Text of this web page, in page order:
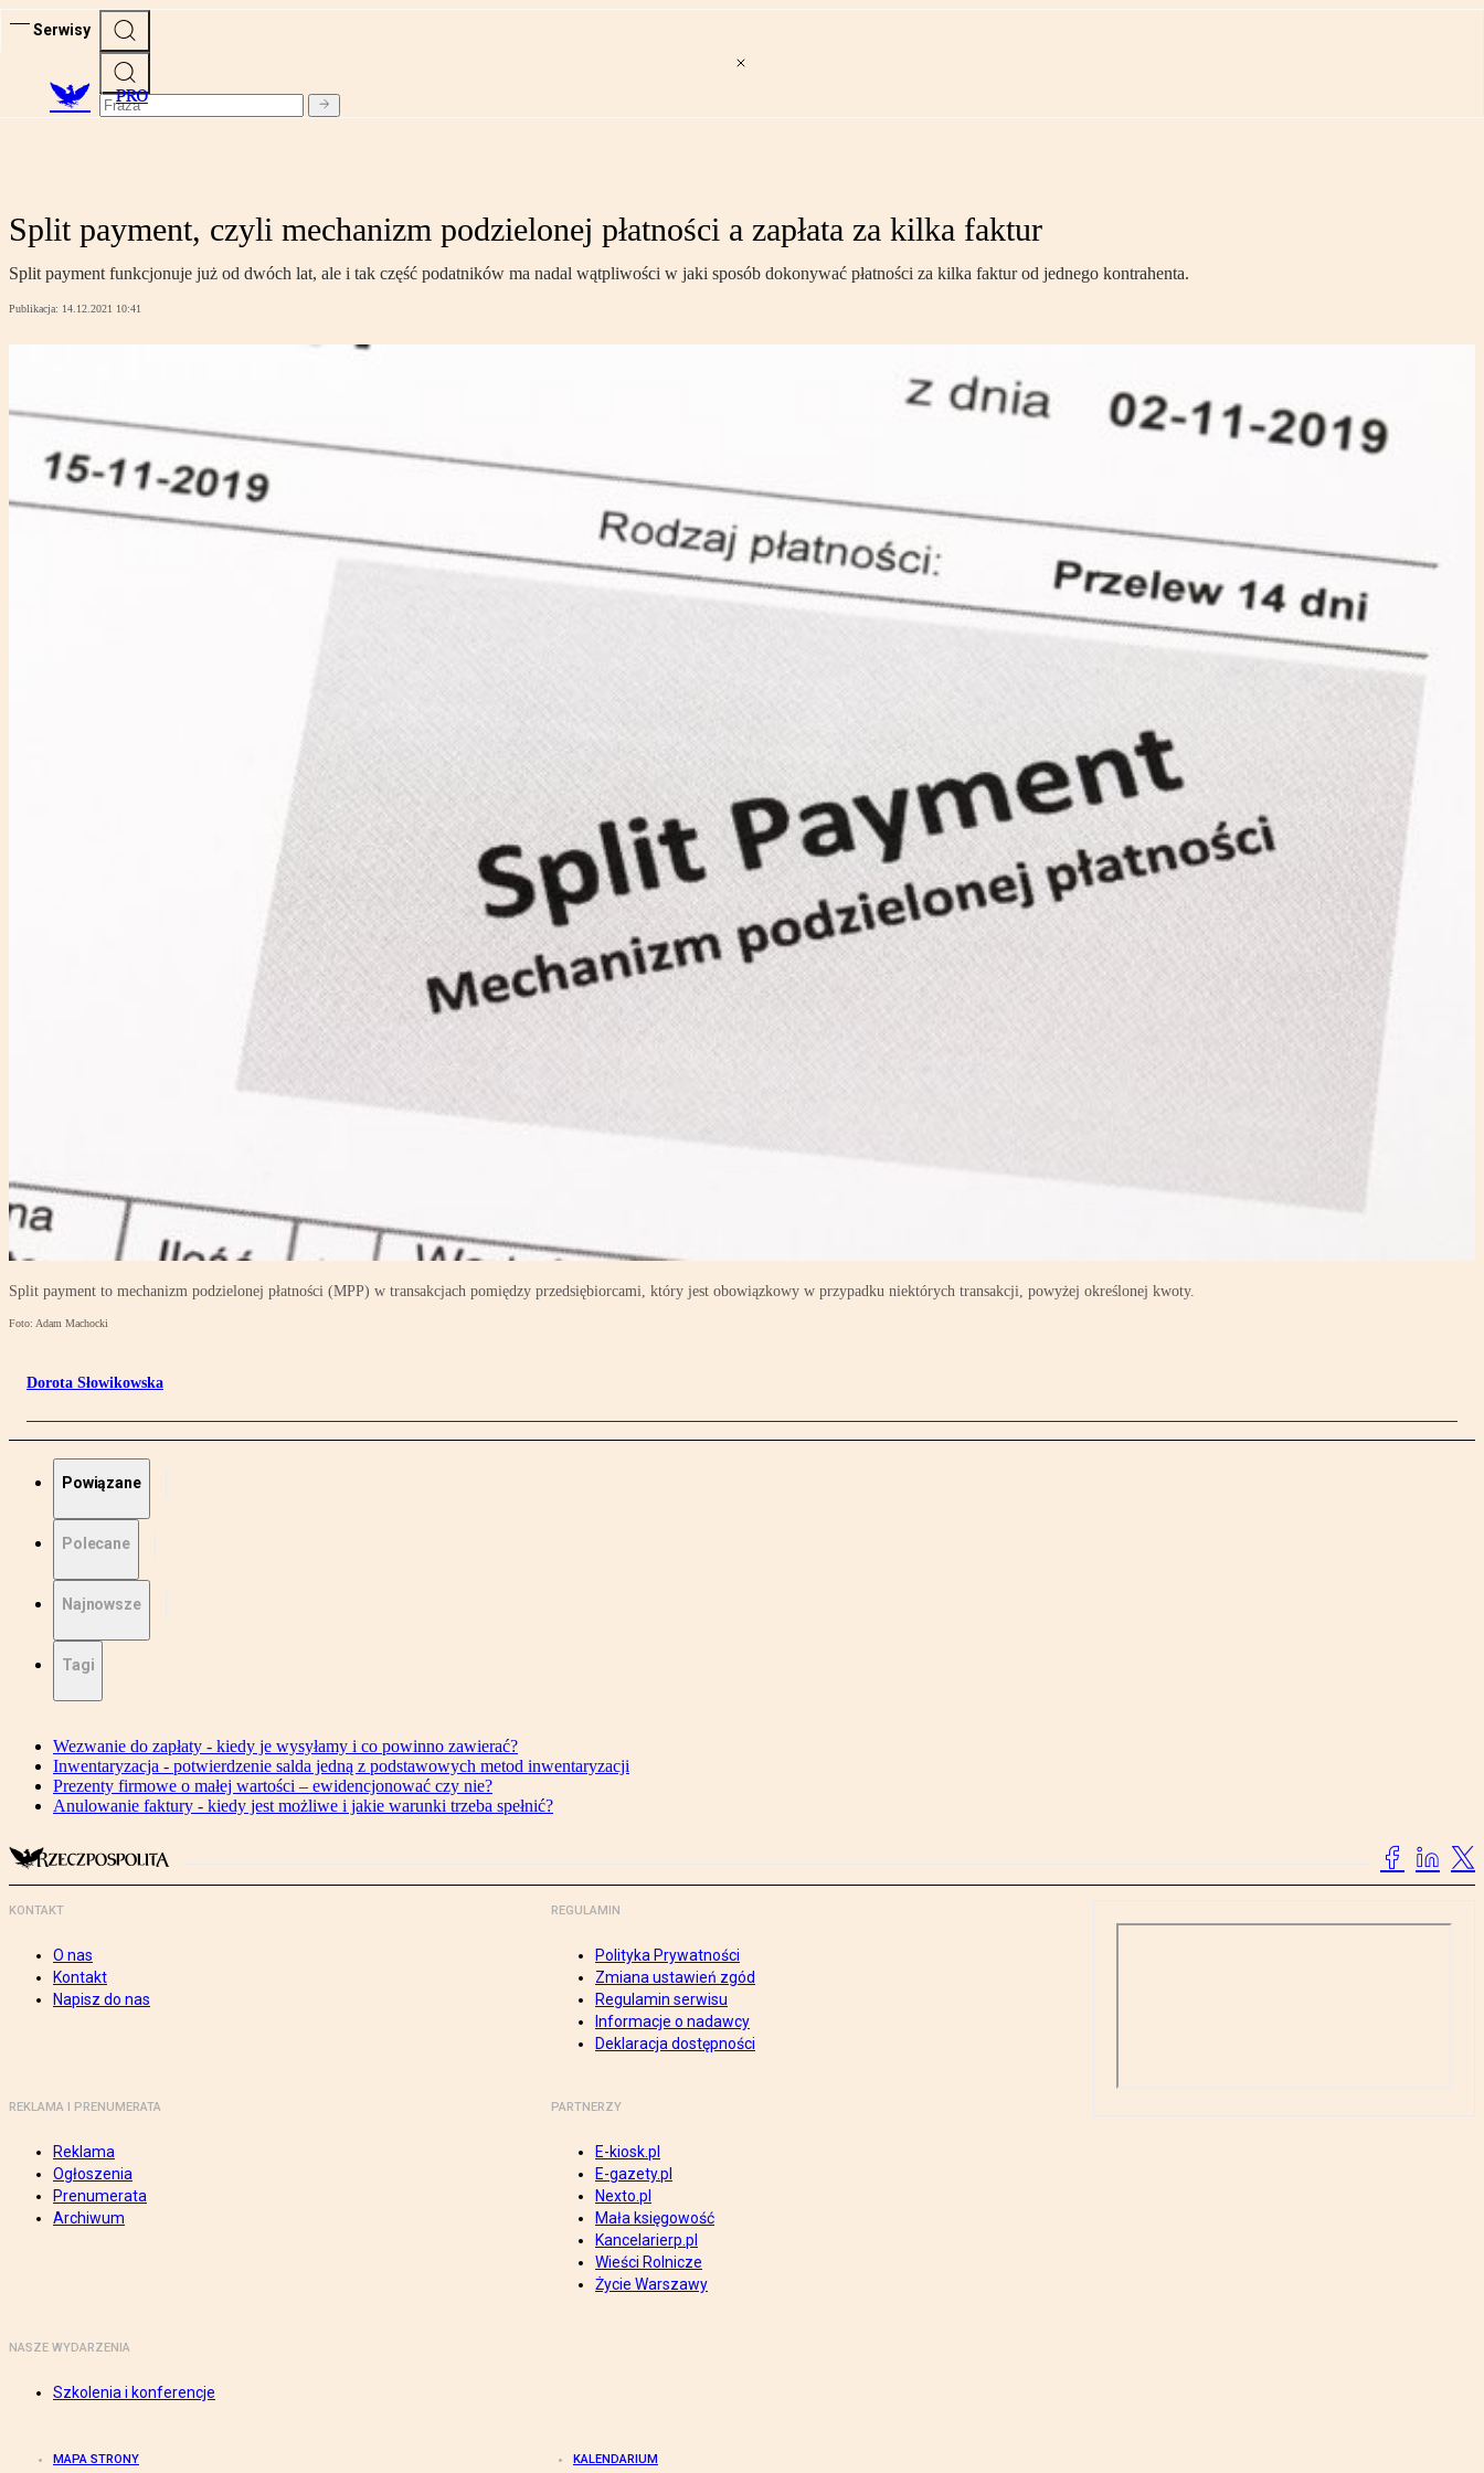
Serwisy
PRO
Split payment, czyli mechanizm podzielonej płatności a zapłata za kilka faktur
Split payment funkcjonuje już od dwóch lat, ale i tak część podatników ma nadal wątpliwości w jaki sposób dokonywać płatności za kilka faktur od jednego kontrahenta.
Publikacja: 14.12.2021 10:41
Split payment to mechanizm podzielonej płatności (MPP) w transakcjach pomiędzy przedsiębiorcami, który jest obowiązkowy w przypadku niektórych transakcji, powyżej określonej kwoty.
Foto: Adam Machocki
Dorota Słowikowska
Powiązane
Polecane
Najnowsze
Tagi
Wezwanie do zapłaty - kiedy je wysyłamy i co powinno zawierać?
Inwentaryzacja - potwierdzenie salda jedną z podstawowych metod inwentaryzacji
Prezenty firmowe o małej wartości – ewidencjonować czy nie?
Anulowanie faktury - kiedy jest możliwe i jakie warunki trzeba spełnić?
KONTAKT
O nas
Kontakt
Napisz do nas
REGULAMIN
Polityka Prywatności
Zmiana ustawień zgód
Regulamin serwisu
Informacje o nadawcy
Deklaracja dostępności
REKLAMA I PRENUMERATA
Reklama
Ogłoszenia
Prenumerata
Archiwum
PARTNERZY
E-kiosk.pl
E-gazety.pl
Nexto.pl
Mała księgowość
Kancelarierp.pl
Wieści Rolnicze
Życie Warszawy
NASZE WYDARZENIA
Szkolenia i konferencje
MAPA STRONY KALENDARIUM